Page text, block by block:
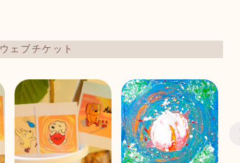
ウェブチケット